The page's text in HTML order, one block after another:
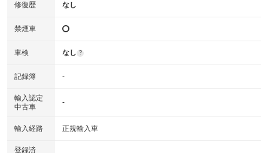
修復歴 なし
禁煙車
車検 なし ?
記録簿 -
輸入認定
中古車
-
輸入経路 正規輸入車
登録済